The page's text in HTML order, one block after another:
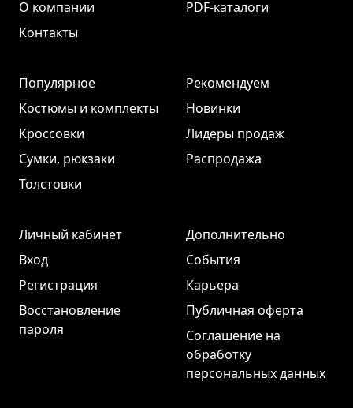
О компании
Контакты
PDF-каталоги
Популярное
Костюмы и комплекты
Кроссовки
Сумки, рюкзаки
Толстовки
Рекомендуем
Новинки
Лидеры продаж
Распродажа
Личный кабинет
Вход
Регистрация
Восстановление
пароля
Дополнительно
События
Карьера
Публичная оферта
Соглашение на
обработку
персональных данных